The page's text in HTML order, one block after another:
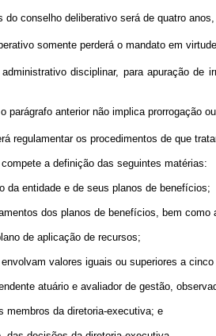
conselho deliberativo será de quatro
somente perderá o mandato em
disciplinar, para apuração de
parágrafo anterior não implica prorrogação
regulamentar os procedimentos de que
a definição das seguintes matérias:
da entidade e de seus planos de benefícios;
dos planos de benefícios, bem
de aplicação de recursos;
valores iguais ou superiores a
atuário e avaliador de gestão,
membros da diretoria-executiva; e